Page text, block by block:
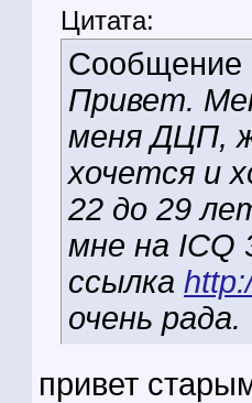
Цитата:
Сообщение
Привет.
меня ДЦП,
хочется и
22 до 29
мне на ICQ
ссылка
очень рада.
привет